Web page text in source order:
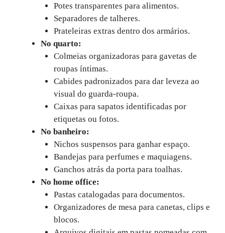
Potes transparentes para alimentos.
Separadores de talheres.
Prateleiras extras dentro dos armários.
No quarto:
Colmeias organizadoras para gavetas de
roupas íntimas.
Cabides padronizados para dar leveza ao
visual do guarda-roupa.
Caixas para sapatos identificadas por
etiquetas ou fotos.
No banheiro:
Nichos suspensos para ganhar espaço.
Bandejas para perfumes e maquiagens.
Ganchos atrás da porta para toalhas.
No home office:
Pastas catalogadas para documentos.
Organizadores de mesa para canetas, clips e
blocos.